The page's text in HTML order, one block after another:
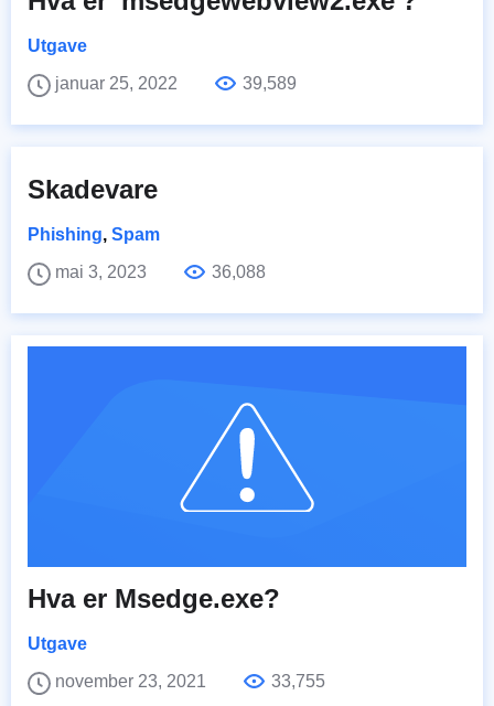
Utgave
januar 25, 2022
39,589
Skadevare
Phishing, Spam
mai 3, 2023
36,088
Hva er Msedge.exe?
Utgave
november 23, 2021
33,755